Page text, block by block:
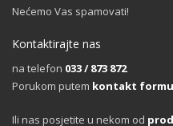
Nećemo Vas spamovati!
Kontaktirajte nas
na telefon 033 / 873 872
Porukom putem kontakt
Ili nas posjetite u nekom od